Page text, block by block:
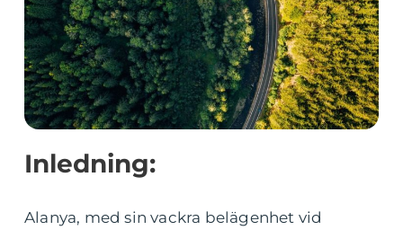
Inledning:
Alanya, med sin vackra belägenhet vid